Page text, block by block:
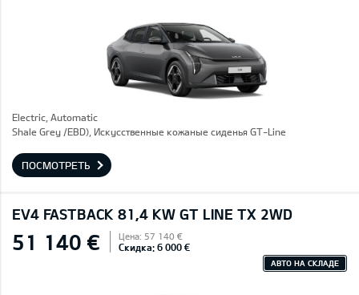
Electric, Automatic
Shale Grey /EBD), Искусственные кожаные сиденья GT-Line
ПОСМОТРЕТЬ
EV4 FASTBACK 81,4 KW GT LINE TX 2WD
51 140 € Цена: 57 140 €
Скидка: 6 000 €
АВТО НА СКЛАДЕ